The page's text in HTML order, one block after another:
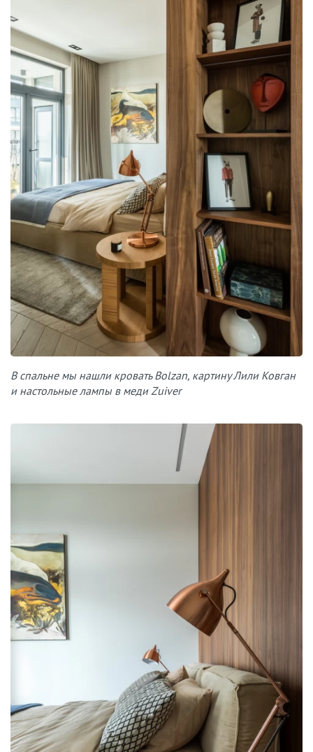
В спальне мы нашли кровать Bolzan, картину Лили Ковган
и настольные лампы в меди Zuiver